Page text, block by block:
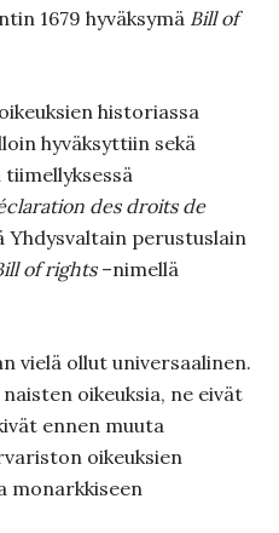
1679 hyväksymä Bill of
historiassa
hyväksyttiin sekä
tiimellyksessä
des droits de
Yhdysvaltain perustuslain
of rights–nimellä
vielä ollut universaalinen.
oikeuksia, ne eivät
ennen muuta
oikeuksien
monarkkiseen